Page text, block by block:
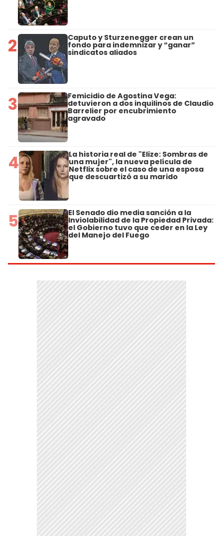
2 Caputo y Sturzenegger crean un
fondo para indemnizar y “ganar”
sindicatos aliados
3 Femicidio de Agostina Vega:
detuvieron a dos inquilinos de Claudio
Barrelier por encubrimiento
agravado
4 La historia real de "Elize: Sombras de
una mujer", la nueva película de
Netflix sobre el caso de una esposa
que descuartizó a su marido
5 El Senado dio media sanción a la
Inviolabilidad de la Propiedad Privada:
el Gobierno tuvo que ceder en la Ley
del Manejo del Fuego